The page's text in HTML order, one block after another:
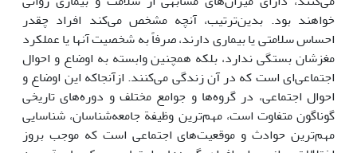
خواهند بود. بدین‌ترتیب، آنچه مشخص می‌کند افراد چقدر
احساس سلامتی یا بیماری دارند، صرفاً به شخصیت آنها یا عملکرد
مغزشان بستگی ندارد، بلکه همچنین وابسته به اوضاع و احوال
اجتماعی‌ای است که در آن زندگی می‌کنند. ازآنجاکه این اوضاع و
احوال اجتماعی، در گروه‌ها و جوامع مختلف و دوره‌های تاریخی
گوناگون متفاوت است، مهم‌ترین وظیفة جامعه‌شناسان، شناسایی
مهم‌ترین حوادث و موقعیت‌های اجتماعی است که موجب بروز